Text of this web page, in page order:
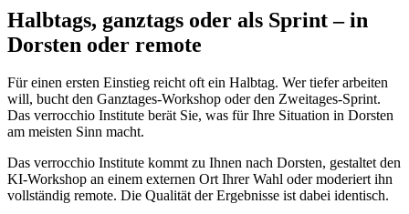
Halbtags, ganztags oder als Sprint – in
Dorsten oder remote
Für einen ersten Einstieg reicht oft ein Halbtag. Wer tiefer arbeiten
will, bucht den Ganztages-Workshop oder den Zweitages-Sprint.
Das verrocchio Institute berät Sie, was für Ihre Situation in Dorsten
am meisten Sinn macht.
Das verrocchio Institute kommt zu Ihnen nach Dorsten, gestaltet den
KI-Workshop an einem externen Ort Ihrer Wahl oder moderiert ihn
vollständig remote. Die Qualität der Ergebnisse ist dabei identisch.